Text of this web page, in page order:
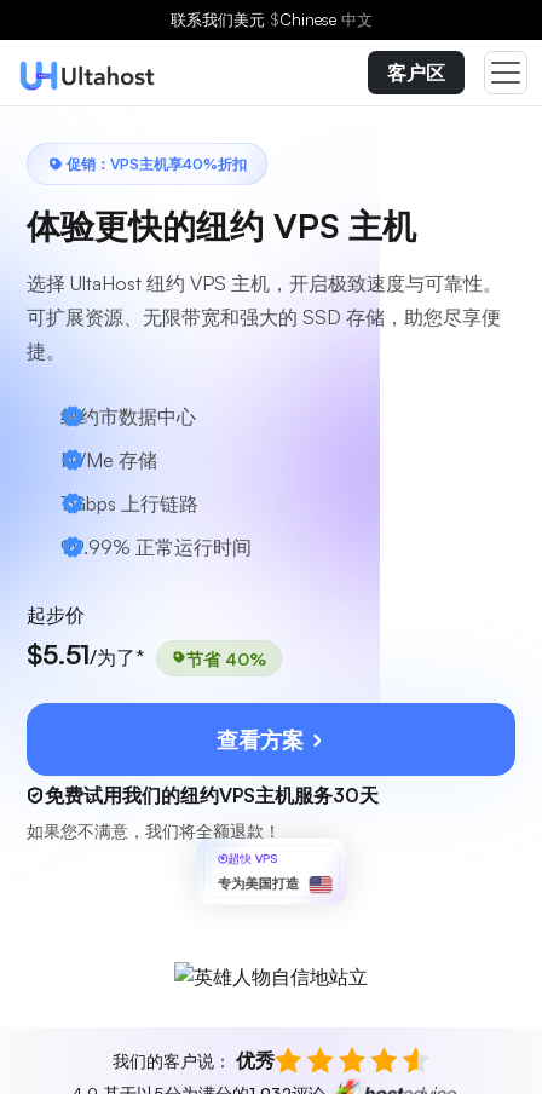
联系我们美元 $Chinese 中文
客户区
促销：VPS主机享40%折扣
体验更快的纽约 VPS 主机
选择 UltaHost 纽约 VPS 主机，开启极致速度与可靠性。
可扩展资源、无限带宽和强大的 SSD 存储，助您尽享便
捷。
纽约市数据中心
NVMe 存储
1 Gbps 上行链路
99.99% 正常运行时间
起步价
$5.51/为了* 节省 40%
查看方案
免费试用我们的纽约VPS主机服务30天
如果您不满意，我们将全额退款！
超快 VPS
专为美国打造
我们的客户说： 优秀